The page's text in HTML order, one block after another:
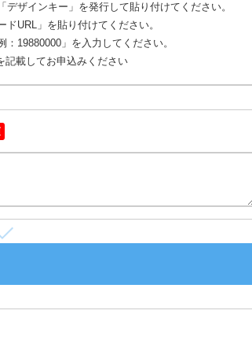
ザインキー」を発行して貼り付けてください。
URL」を貼り付けてください。
19880000」を入力してください。
記載してお申込みください